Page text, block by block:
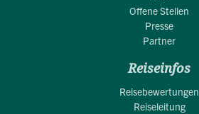
Offene Stellen
Presse
Partner
Reiseinfos
Reisebewertungen
Reiseleitung